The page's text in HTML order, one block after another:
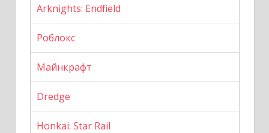
Arknights: Endfield
Роблокс
Майнкрафт
Dredge
Honkai: Star Rail